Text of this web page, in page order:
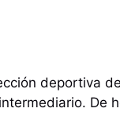
deportiva
De